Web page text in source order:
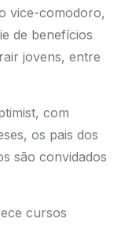
vice-comodoro,
de benefícios
jovens, entre
com
os pais dos
são convidados
cursos